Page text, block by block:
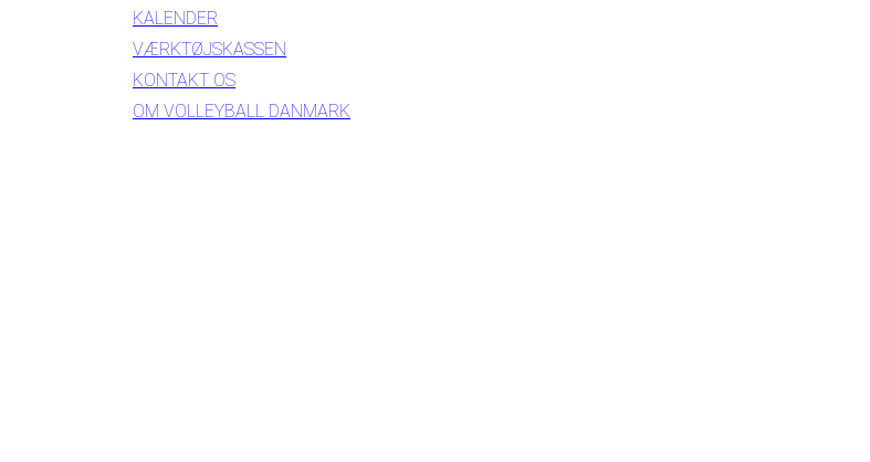
KALENDER
VÆRKTØJSKASSEN
KONTAKT OS
OM VOLLEYBALL DANMARK